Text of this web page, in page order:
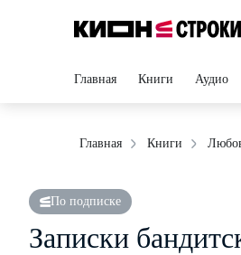
Главная Книги Аудио
Главная Книги
По подписке
Записки